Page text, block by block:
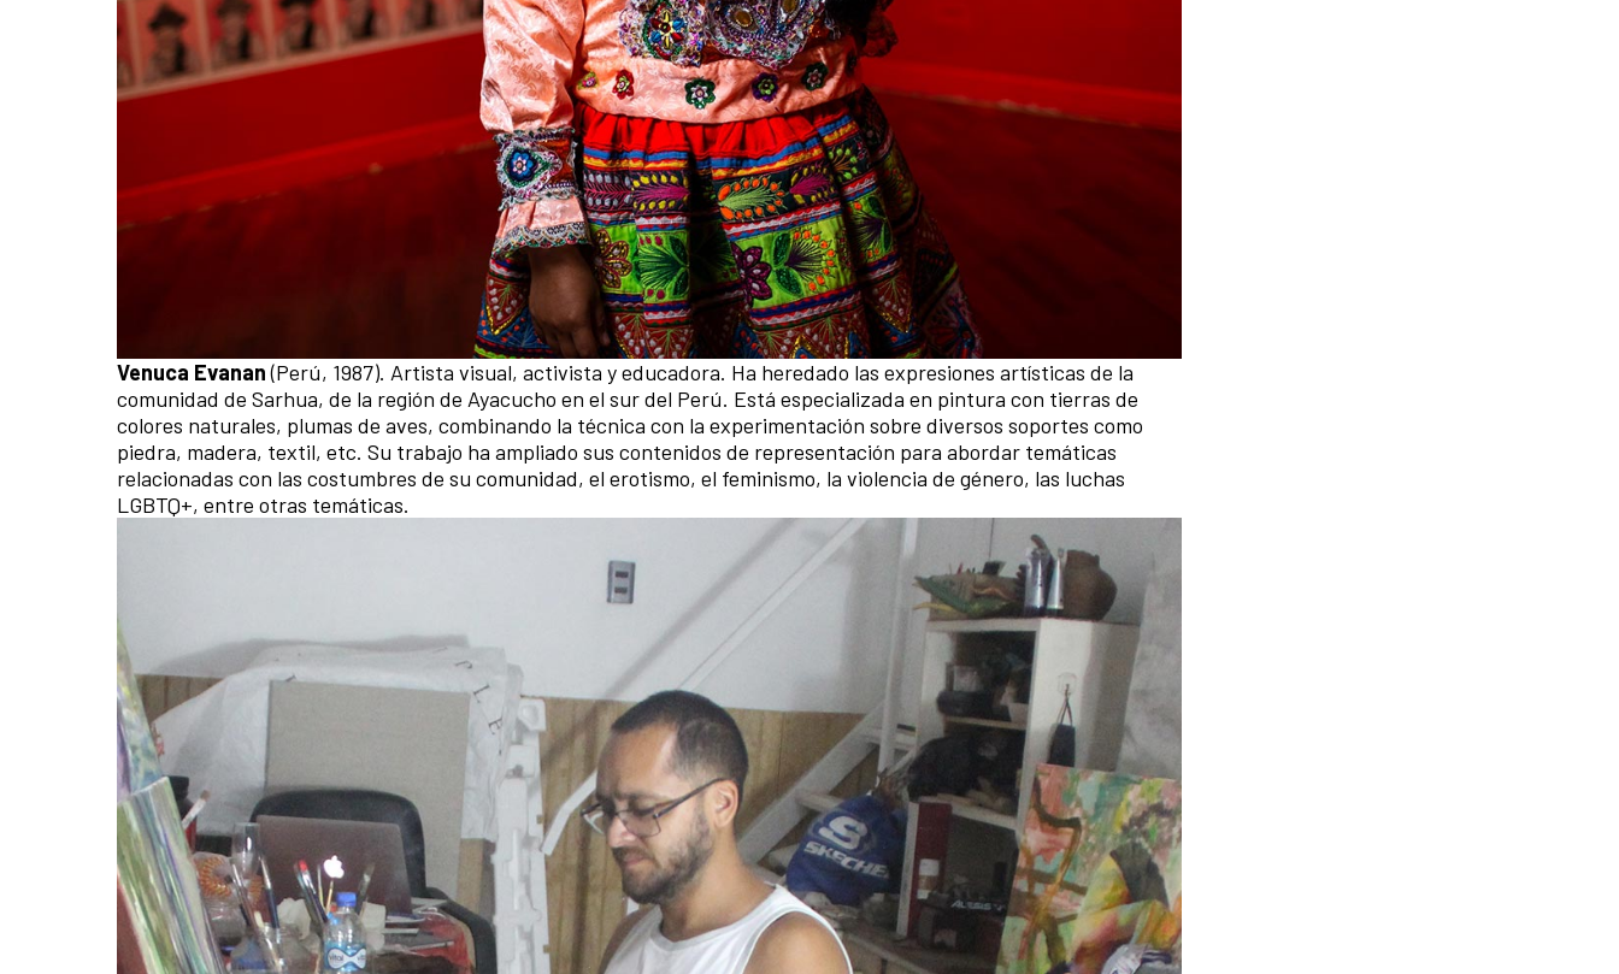
Venuca Evanan(Perú, 1987). Artista visual, activista y educadora. Ha heredado las expresiones artísticas de la
comunidad de Sarhua, de la región de Ayacucho en el sur del Perú. Está especializada en pintura con tierras de
colores naturales, plumas de aves, combinando la técnica con la experimentación sobre diversos soportes como
piedra, madera, textil, etc. Su trabajo ha ampliado sus contenidos de representación para abordar temáticas
relacionadas con las costumbres de su comunidad, el erotismo, el feminismo, la violencia de género, las luchas
LGBTQ+, entre otras temáticas.